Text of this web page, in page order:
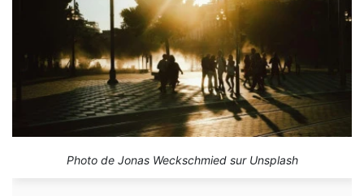
Photo de Jonas Weckschmied sur Unsplash